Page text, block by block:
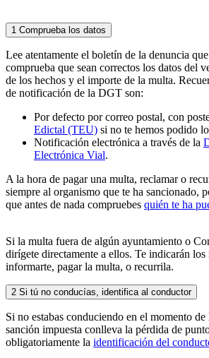
1 Comprueba los datos
Lee atentamente el boletín de la denuncia
comprueba que sean correctos los datos del
de los hechos y el importe de la multa.
de notificación de la DGT son:
Por defecto por correo postal, con
Edictal (TEU) si no te hemos podido
Notificación electrónica a través de la
Electrónica Vial.
A la hora de pagar una multa, reclamar o
siempre al organismo que te ha sancionado,
que antes de nada compruebes quién te ha
Si la multa fuera de algún ayuntamiento o
dirígete directamente a ellos. Te indicarán los
informarte, pagar la multa, o recurrila.
2 Si tú no conducías, identifica al conductor
Si no estabas conduciendo en el momento
sanción impuesta conlleva la pérdida de
obligatoriamente la identificación del